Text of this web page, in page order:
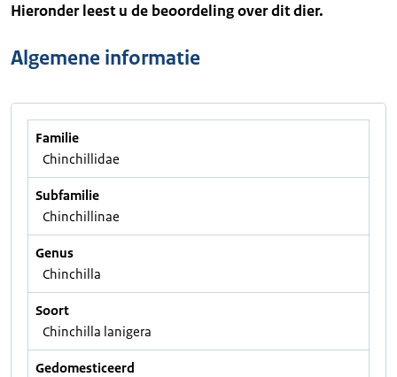
Hieronder leest u de beoordeling over dit dier.
Algemene informatie
Familie
Chinchillidae
Subfamilie
Chinchillinae
Genus
Chinchilla
Soort
Chinchilla lanigera
Gedomesticeerd